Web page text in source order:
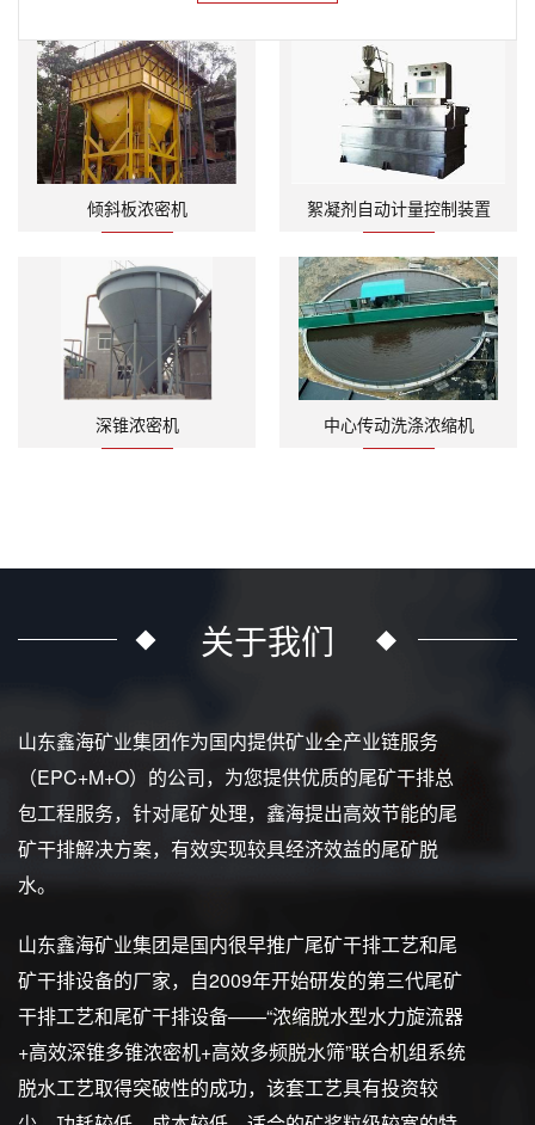
倾斜板浓密机
深锥浓密机
絮凝剂自动计量控制装置
中心传动洗涤浓缩机
关于我们
山东鑫海矿业集团作为国内提供矿业全产业链服务
（EPC+M+O）的公司，为您提供优质的尾矿干排总
包工程服务，针对尾矿处理，鑫海提出高效节能的尾
矿干排解决方案，有效实现较具经济效益的尾矿脱
水。
山东鑫海矿业集团是国内很早推广尾矿干排工艺和尾
矿干排设备的厂家，自2009年开始研发的第三代尾矿
干排工艺和尾矿干排设备——“浓缩脱水型水力旋流器
+高效深锥多锥浓密机+高效多频脱水筛”联合机组系统
脱水工艺取得突破性的成功，该套工艺具有投资较